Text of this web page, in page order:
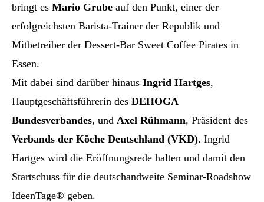
bringt es Mario Grube auf den Punkt, einer der
erfolgreichsten Barista-Trainer der Republik und
Mitbetreiber der Dessert-Bar Sweet Coffee Pirates in
Essen.
Mit dabei sind darüber hinaus Ingrid Hartges,
Hauptgeschäftsführerin des DEHOGA
Bundesverbandes, und Axel Rühmann, Präsident des
Verbands der Köche Deutschland (VKD). Ingrid
Hartges wird die Eröffnungsrede halten und damit den
Startschuss für die deutschandweite Seminar-Roadshow
IdeenTage® geben.